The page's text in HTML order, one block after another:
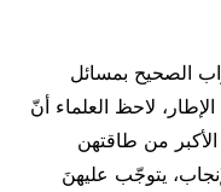
الصحيح بمسائل
لاحظ العلماء أنّ
من طاقتهن
يتوجّب عليهنَ